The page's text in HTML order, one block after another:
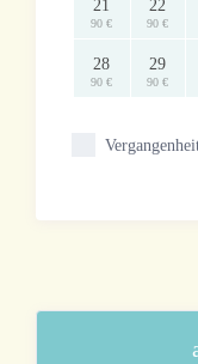
21
90 €
22
90 €
28
90 €
29
90 €